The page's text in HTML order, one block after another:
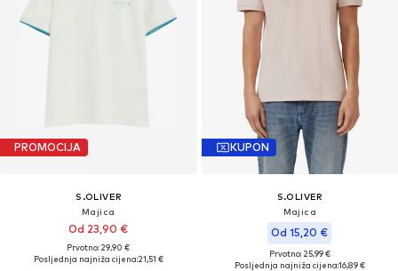
PROMOCIJA
S.OLIVER
Majica
Od 23,90 €
Prvotno: 29,90 €
Posljednja najniža cijena:21,51 €
KUPON
S.OLIVER
Majica
Od 15,20 €
Prvotno: 25,99 €
Posljednja najniža cijena:16,89 €